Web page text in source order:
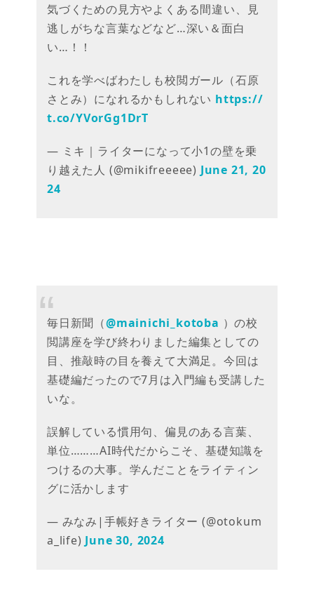
気づくための見方やよくある間違い、見
逃しがちな言葉などなど…深い＆面白
い…！！
これを学べばわたしも校閲ガール（石原
さとみ）になれるかもしれない https://
t.co/YVorGg1DrT
— ミキ｜ライターになって小1の壁を乗
り越えた人 (@mikifreeeee) June 21, 20
24
毎日新聞（@mainichi_kotoba ）の校
閲講座を学び終わりました編集としての
目、推敲時の目を養えて大満足。今回は
基礎編だったので7月は入門編も受講した
いな。
誤解している慣用句、偏見のある言葉、
単位………AI時代だからこそ、基礎知識を
つけるの大事。学んだことをライティン
グに活かします
— みなみ|手帳好きライター (@otokum
a_life) June 30, 2024